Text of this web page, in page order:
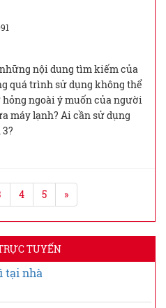
nội dung tìm kiếm của
quá trình sử dụng không thể
ngoài ý muốn của người
máy lạnh? Ai cần sử dụng
4 5 »
TUYẾN
tại nhà